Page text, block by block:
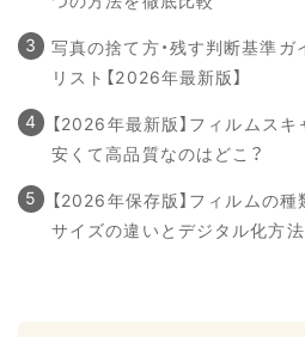
写真の捨て方・残す判断基準ガ
リスト【2026年最新版】
【2026年最新版】フィルムス
安くて高品質なのはどこ？
【2026年保存版】フィルムの種
サイズの違いとデジタル化方